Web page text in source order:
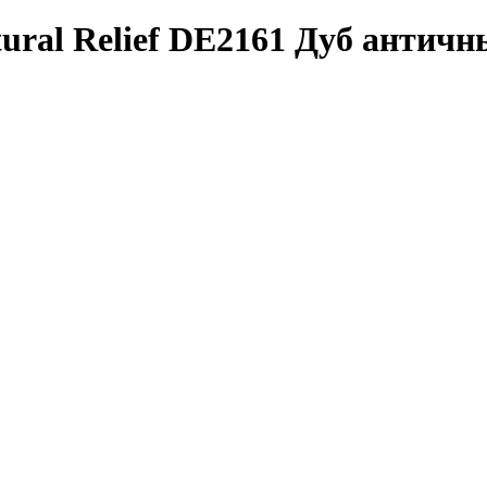
Relief DE2161 Дуб